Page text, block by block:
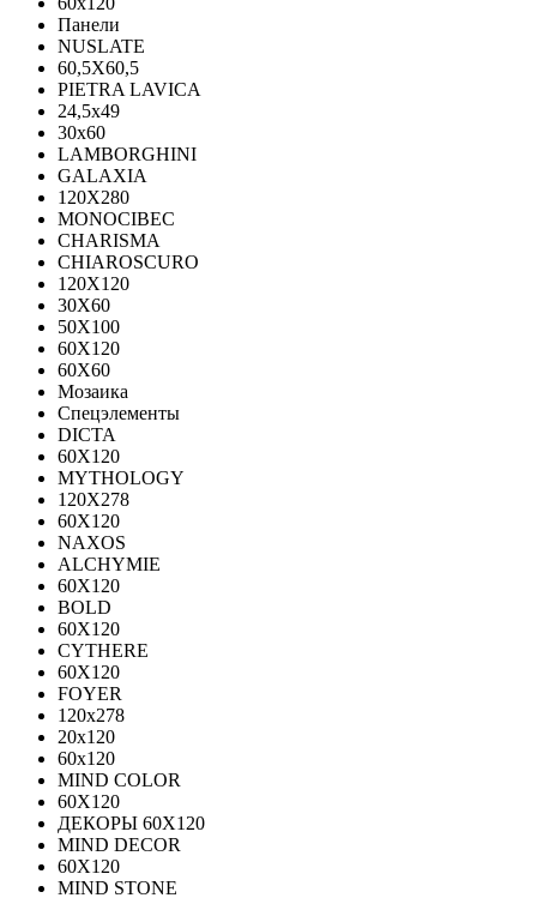
Панели
NUSLATE
60,5X60,5
PIETRA LAVICA
24,5x49
30x60
LAMBORGHINI
GALAXIA
120Х280
MONOCIBEC
CHARISMA
CHIAROSCURO
120X120
30X60
50X100
60X120
60X60
Мозаика
Спецэлементы
DICTA
60X120
MYTHOLOGY
120X278
60X120
NAXOS
ALCHYMIE
60Х120
BOLD
60X120
CYTHERE
60X120
FOYER
120х278
20х120
60х120
MIND COLOR
60Х120
ДЕКОРЫ 60Х120
MIND DECOR
60Х120
MIND STONE